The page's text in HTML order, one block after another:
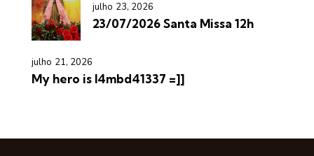
julho 23, 2026
23/07/2026 Santa Missa 12h
julho 21, 2026
My hero is l4mbd41337 =]]